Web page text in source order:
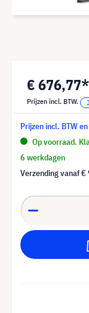
€ 676,77*
Prijzen incl. BTW.
Prijzen incl. BTW
Op voorraad.
6 werkdagen
Verzending vanaf€